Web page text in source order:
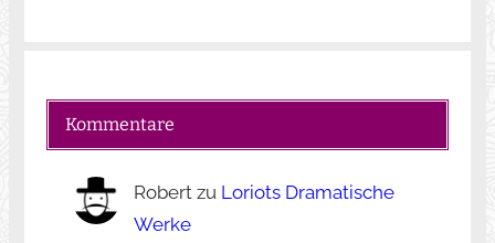
Kommentare
Robertzu Loriots Dramatische
Werke